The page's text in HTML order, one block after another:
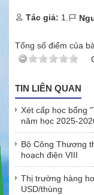
Tác giả: 1.
Tổng số điểm của
TIN LIÊN QUAN
Xét cấp học bổng
năm học 2025-
Bộ Công Thương
hoạch điện VIII
Thị trường hàng
USD/thùng